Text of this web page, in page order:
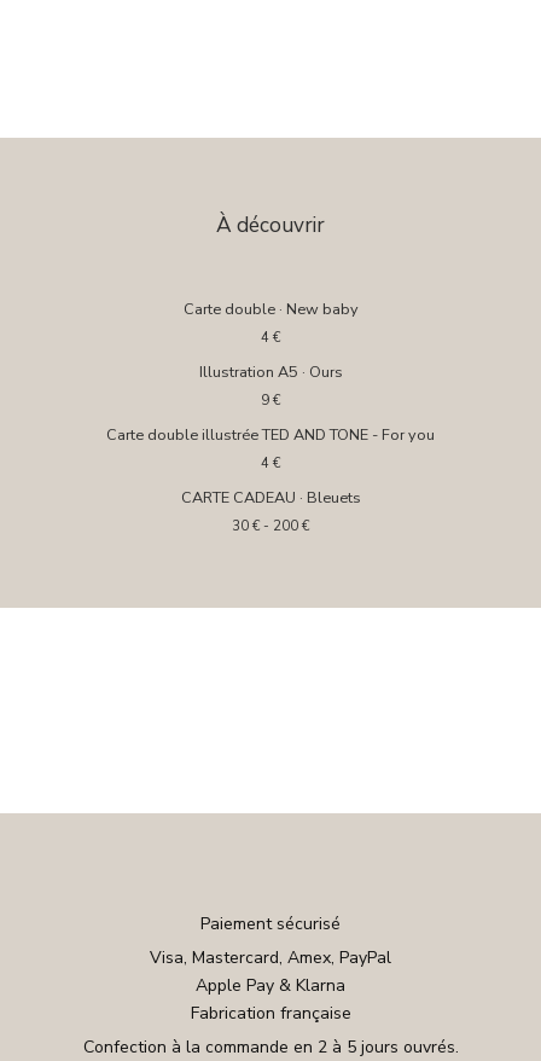
À découvrir
Carte double · New baby
4 €
Illustration A5 · Ours
9 €
Carte double illustrée TED AND TONE - For you
4 €
CARTE CADEAU · Bleuets
30 € - 200 €
Paiement sécurisé
Visa, Mastercard, Amex, PayPal
Apple Pay & Klarna
Fabrication française
Confection à la commande en 2 à 5 jours ouvrés.